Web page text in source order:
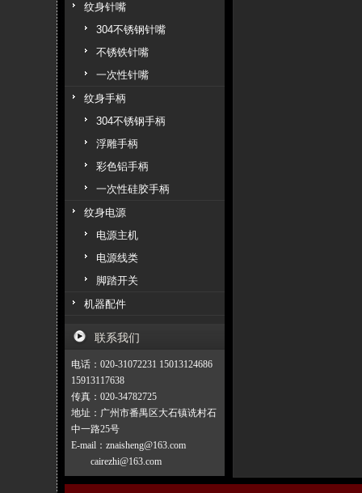
纹身针嘴
304不锈钢针嘴
不锈铁针嘴
一次性针嘴
纹身手柄
304不锈钢手柄
浮雕手柄
彩色铝手柄
一次性硅胶手柄
纹身电源
电源主机
电源线类
脚踏开关
机器配件
联系我们
电话：020-31072231 15013124686
15913117638
传真：020-34782725
地址：广州市番禺区大石镇诜村石
中一路25号
E-mail：znaisheng@163.com
cairezhi@163.com